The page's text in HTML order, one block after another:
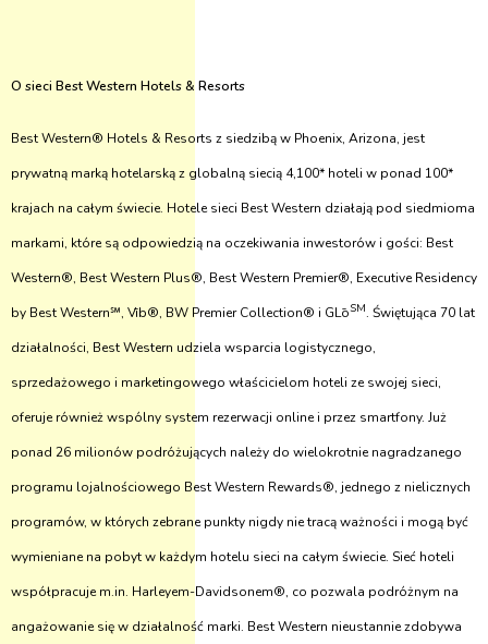
O sieci Best Western Hotels & Resorts
Best Western® Hotels & Resorts z siedzibą w Phoenix, Arizona, jest
prywatną marką hotelarską z globalną siecią 4,100* hoteli w ponad 100*
krajach na całym świecie. Hotele sieci Best Western działają pod siedmioma
markami, które są odpowiedzią na oczekiwania inwestorów i gości: Best
Western®, Best Western Plus®, Best Western Premier®, Executive Residency
by Best Western℠, Vīb®, BW Premier Collection® i GLōSM. Świętująca 70 lat
działalności, Best Western udziela wsparcia logistycznego,
sprzedażowego i marketingowego właścicielom hoteli ze swojej sieci,
oferuje również wspólny system rezerwacji online i przez smartfony. Już
ponad 26 milionów podróżujących należy do wielokrotnie nagradzanego
programu lojalnościowego Best Western Rewards®, jednego z nielicznych
programów, w których zebrane punkty nigdy nie tracą ważności i mogą być
wymieniane na pobyt w każdym hotelu sieci na całym świecie. Sieć hoteli
współpracuje m.in. Harleyem-Davidsonem®, co pozwala podróżnym na
angażowanie się w działalność marki. Best Western nieustannie zdobywa